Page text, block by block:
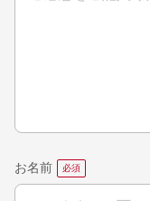
お名前